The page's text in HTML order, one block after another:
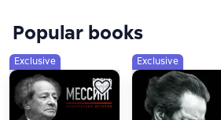
Popular books
Exclusive Exclusive